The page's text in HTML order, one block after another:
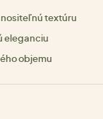
textúru
eleganciu
objemu